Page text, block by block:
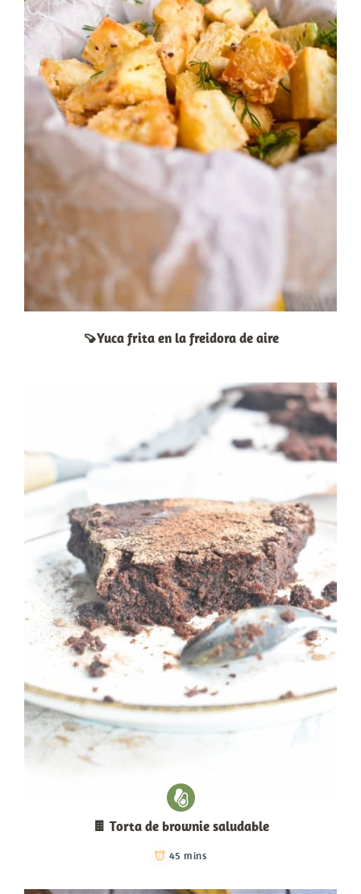
🍠Yuca frita en la freidora de aire
🍫 Torta de brownie saludable
45 mins